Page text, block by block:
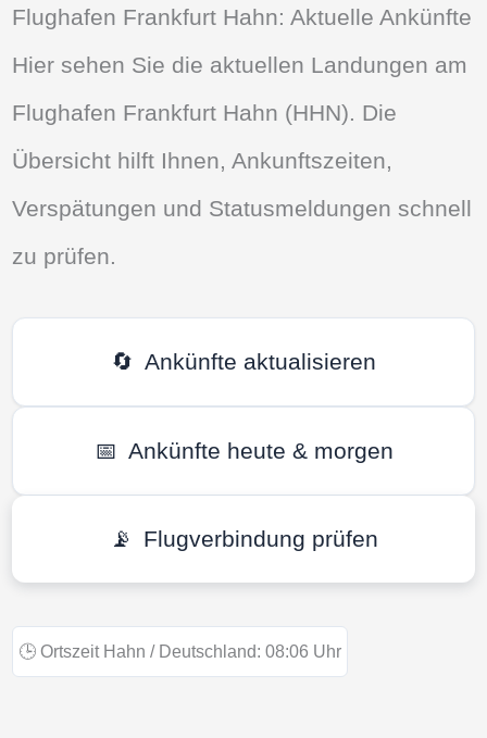
Flughafen Frankfurt Hahn: Aktuelle Ankünfte
Hier sehen Sie die aktuellen Landungen am
Flughafen Frankfurt Hahn (HHN). Die
Übersicht hilft Ihnen, Ankunftszeiten,
Verspätungen und Statusmeldungen schnell
zu prüfen.
🔄 Ankünfte aktualisieren
📅 Ankünfte heute & morgen
📡 Flugverbindung prüfen
🕒 Ortszeit Hahn / Deutschland: 08:06 Uhr